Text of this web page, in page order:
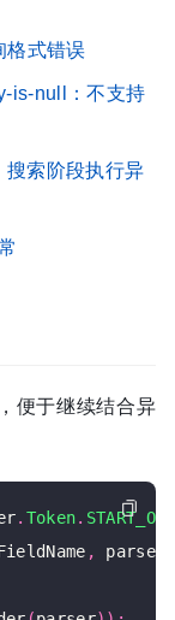
格式错误
is-null：不支持
索阶段执行异
便于继续结合异
. Token.
, parser